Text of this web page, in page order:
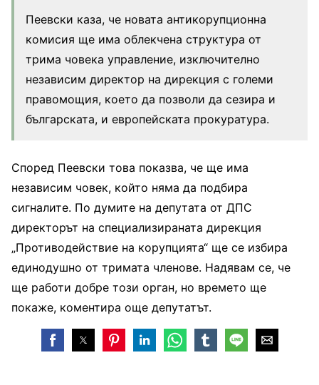
Пеевски каза, че новата антикорупционна
комисия ще има облекчена структура от
трима човека управление, изключително
независим директор на дирекция с големи
правомощия, което да позволи да сезира и
българската, и европейската прокуратура.
Според Пеевски това показва, че ще има
независим човек, който няма да подбира
сигналите. По думите на депутата от ДПС
директорът на специализираната дирекция
„Противодействие на корупцията“ ще се избира
единодушно от тримата членове. Надявам се, че
ще работи добре този орган, но времето ще
покаже, коментира още депутатът.